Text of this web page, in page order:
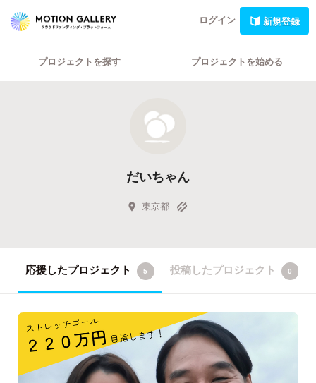
ログイン 新規登録
プロジェクトを探す プロジェクトを始める
だいちゃん
東京都
応援したプロジェクト 5 投稿したプロジェクト 0